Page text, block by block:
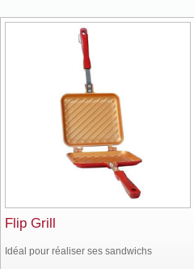
Flip Grill
Idéal pour réaliser ses sandwichs